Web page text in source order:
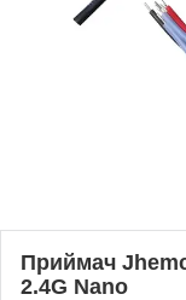
Приймач
2.4G Nano